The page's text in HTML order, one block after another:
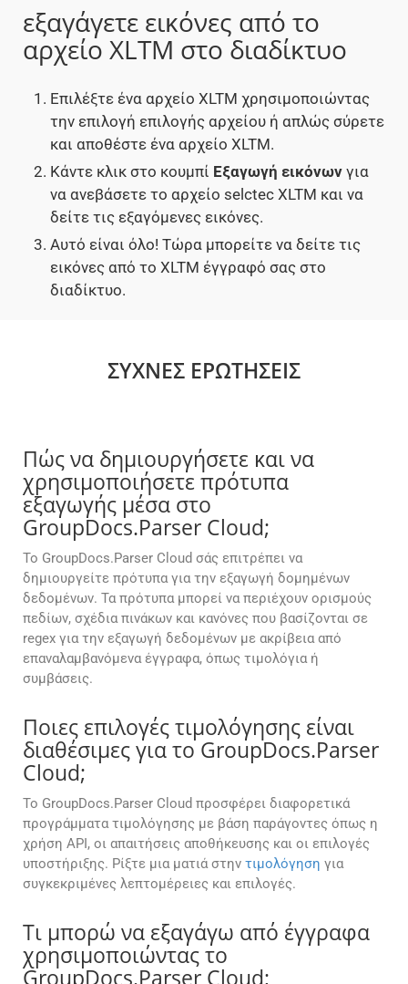
εξαγάγετε εικόνες από το
αρχείο XLTM στο διαδίκτυο
Επιλέξτε ένα αρχείο XLTM χρησιμοποιώντας
την επιλογή επιλογής αρχείου ή απλώς σύρετε
και αποθέστε ένα αρχείο XLTM.
Κάντε κλικ στο κουμπί Εξαγωγή εικόνων για
να ανεβάσετε το αρχείο selctec XLTM και να
δείτε τις εξαγόμενες εικόνες.
Αυτό είναι όλο! Τώρα μπορείτε να δείτε τις
εικόνες από το XLTM έγγραφό σας στο
διαδίκτυο.
ΣΥΧΝΈΣ ΕΡΩΤΉΣΕΙΣ
Πώς να δημιουργήσετε και να
χρησιμοποιήσετε πρότυπα
εξαγωγής μέσα στο
GroupDocs.Parser Cloud;
Το GroupDocs.Parser Cloud σάς επιτρέπει να
δημιουργείτε πρότυπα για την εξαγωγή δομημένων
δεδομένων. Τα πρότυπα μπορεί να περιέχουν ορισμούς
πεδίων, σχέδια πινάκων και κανόνες που βασίζονται σε
regex για την εξαγωγή δεδομένων με ακρίβεια από
επαναλαμβανόμενα έγγραφα, όπως τιμολόγια ή
συμβάσεις.
Ποιες επιλογές τιμολόγησης είναι
διαθέσιμες για το GroupDocs.Parser
Cloud;
Το GroupDocs.Parser Cloud προσφέρει διαφορετικά
προγράμματα τιμολόγησης με βάση παράγοντες όπως η
χρήση API, οι απαιτήσεις αποθήκευσης και οι επιλογές
υποστήριξης. Ρίξτε μια ματιά στην τιμολόγηση για
συγκεκριμένες λεπτομέρειες και επιλογές.
Τι μπορώ να εξαγάγω από έγγραφα
χρησιμοποιώντας το
GroupDocs.Parser Cloud;